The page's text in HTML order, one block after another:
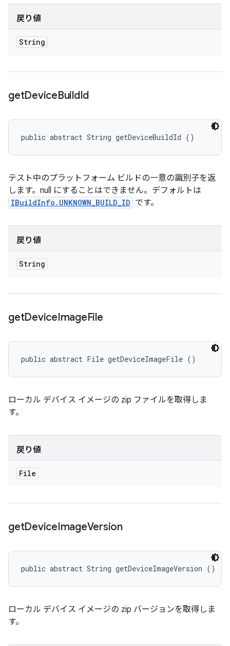
戻り値
String
getDeviceBuildId
public abstract String getDeviceBuildId ()
テスト中のプラットフォーム ビルドの一意の識別子を返
します。null にすることはできません。デフォルトは
IBuildInfo.UNKNOWN_BUILD_ID です。
戻り値
String
getDeviceImageFile
public abstract File getDeviceImageFile ()
ローカル デバイス イメージの zip ファイルを取得しま
す。
戻り値
File
getDeviceImageVersion
public abstract String getDeviceImageVersion ()
ローカル デバイス イメージの zip バージョンを取得しま
す。